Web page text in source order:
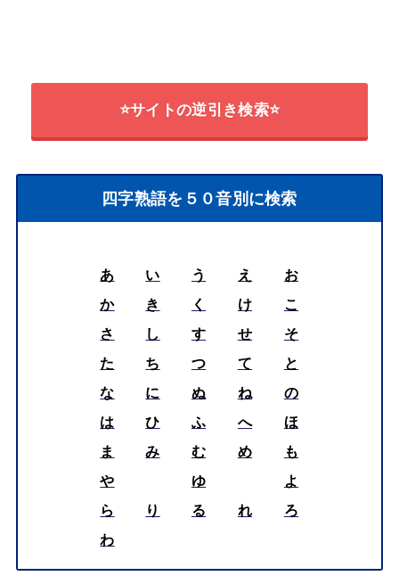
⭐サイトの逆引き検索⭐
四字熟語を５０音別に検索
あ い う え
お
か
き く け
こ
さ
し す せ
そ
た
ち つ て
と
な
に ぬ ね
の
は
ひ ふ へ
ほ
ま
み む め
も
や
ゆ
よ
ら
り る れ
ろ
わ